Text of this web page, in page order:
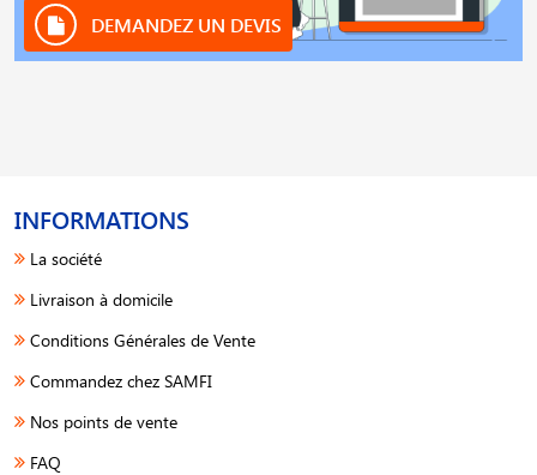
DEMANDEZ UN DEVIS
INFORMATIONS
La société
Livraison à domicile
Conditions Générales de Vente
Commandez chez SAMFI
Nos points de vente
FAQ